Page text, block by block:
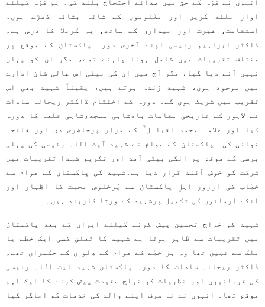
انہوں نے غزہ کے حق میں صدائے احتجاج بلند کی۔ ہم غزہ کیلئے
آواز بلند کریں اور مظلوموں کے شانہ بشانہ کھڑے ہوں۔
استقامت، غیرت اور بیداری کے ساتھ، یہ کربلا کا درس ہے۔
ڈاکٹر ابراہیم رئیسی اپنے آخری دورہ پاکستان کے موقع پر
مختلف تقریبات میں شامل ہونا چاہتے تھے، مگر ان کو یہاں
نہیں آنے دیا گیا، مگر آج میں ان کی بیٹی اس عالی شان ادارے
میں موجود ہوں، شہید زندہ ہوتے ہیں، یقیناً شہید بھی اس
تقریب میں شریک ہوں گے۔ دورہ کے اختتام ڈاکٹر ریحانہ سادات
نے لاہور کے تاریخی مقامات بادشاہی مسجد،شاہی قلعہ کا دورہ
کیا اور علامہ محمد اقبا ل ؒ کے مزار پرحاضری دی اور فاتحہ
خوانی کی۔ پاکستان کے عوام نے شہید آیت اللہ رئیسی کی پہلی
برسی کے موقع پر انکی بیٹی آمد اور تکریم شہدا تقریبات میں
شرکت کو خوش آئند قرار دیا ہے۔شہید کی پاکستان کے عوام سے
خطاب کی آرزور اہلِ پاکستان سے پُرخلوص محبت کا اظہار اور
انکے ارمانوں کی تکمیل پرشہید کے ورثا کاربند ہیں۔
شہید کو خراج تحسین پیش کرنے کیلئے ایران کے بعد پاکستان
میں تقریبات سے ظاہر ہوتا ہے شہید کا تعلق کسی ایک خطے یا
ملک سے نہیں تھا وہ ہر خطے کے عوام کے دِلو ں کے حکمران تھے۔
ڈاکٹر ریحانہ سادات کا دورہ پاکستان شہید آیت اللہ رئیسی
کی قربانیوں اور نظریات کو خراج عقیدت پیش کرنے کا ایک اہم
موقع تھا۔ انہوں نے نہ صرف اپنے والد کی خدمات کو اجاگر کیا